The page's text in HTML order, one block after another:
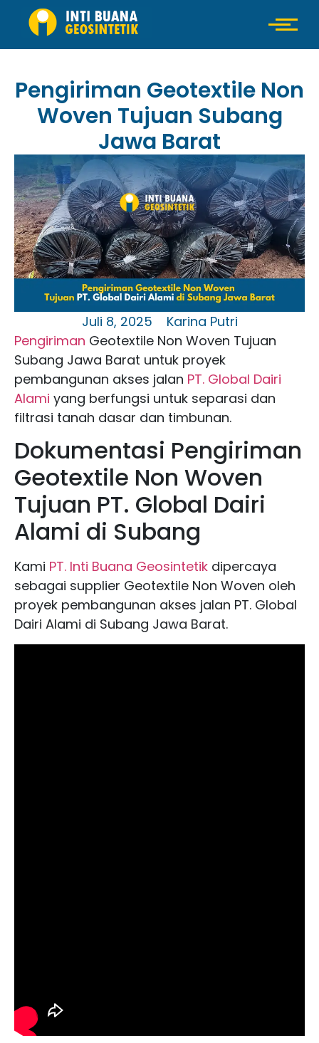
Pengiriman Geotextile Non
Woven Tujuan Subang
Jawa Barat
Juli 8, 2025
Karina Putri
Pengiriman Geotextile Non Woven Tujuan
Subang Jawa Barat untuk proyek
pembangunan akses jalan PT. Global Dairi
Alami yang berfungsi untuk separasi dan
filtrasi tanah dasar dan timbunan.
Dokumentasi Pengiriman
Geotextile Non Woven
Tujuan PT. Global Dairi
Alami di Subang
Kami PT. Inti Buana Geosintetik dipercaya
sebagai supplier Geotextile Non Woven oleh
proyek pembangunan akses jalan PT. Global
Dairi Alami di Subang Jawa Barat.